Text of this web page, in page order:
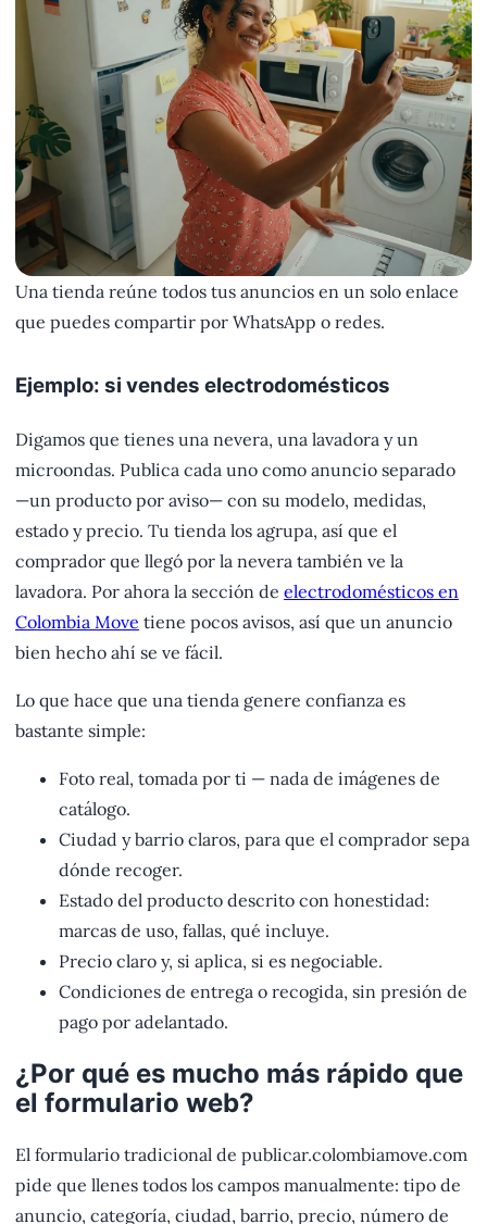
Una tienda reúne todos tus anuncios en un solo enlace
que puedes compartir por WhatsApp o redes.
Ejemplo: si vendes electrodomésticos
Digamos que tienes una nevera, una lavadora y un
microondas. Publica cada uno como anuncio separado
—un producto por aviso— con su modelo, medidas,
estado y precio. Tu tienda los agrupa, así que el
comprador que llegó por la nevera también ve la
lavadora. Por ahora la sección de electrodomésticos en
Colombia Move tiene pocos avisos, así que un anuncio
bien hecho ahí se ve fácil.
Lo que hace que una tienda genere confianza es
bastante simple:
Foto real, tomada por ti — nada de imágenes de
catálogo.
Ciudad y barrio claros, para que el comprador sepa
dónde recoger.
Estado del producto descrito con honestidad:
marcas de uso, fallas, qué incluye.
Precio claro y, si aplica, si es negociable.
Condiciones de entrega o recogida, sin presión de
pago por adelantado.
¿Por qué es mucho más rápido que
el formulario web?
El formulario tradicional de publicar.colombiamove.com
pide que llenes todos los campos manualmente: tipo de
anuncio, categoría, ciudad, barrio, precio, número de